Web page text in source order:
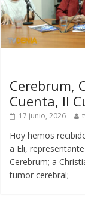
Cerebrum,
Cuenta, II
17 junio, 2026
Hoy hemos
a Eli,
Cerebrum; a
tumor cerebral;